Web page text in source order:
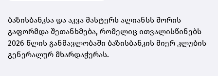
ბაზისბანკსა და აკვა მასტერს ალიანსს შორის
გაფორმდა შეთანხმება, რომელიც ითვალისწინებს
2026 წლის განმავლობაში ბაზისბანკის მიერ კლუბის
გენერალურ მხარდაჭერას.